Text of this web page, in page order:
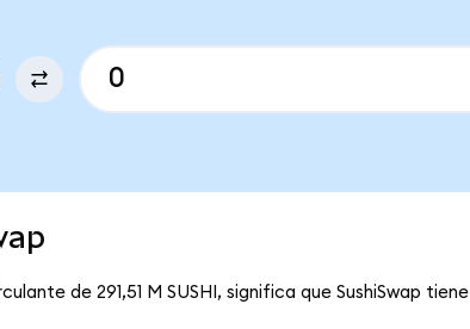
de 291,51 M SUSHI, significa que SushiSwap tiene